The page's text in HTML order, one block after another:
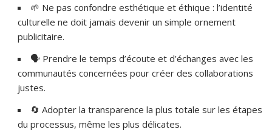
🌱 Ne pas confondre esthétique et éthique : l’identité
culturelle ne doit jamais devenir un simple ornement
publicitaire.
🗣 Prendre le temps d’écoute et d’échanges avec les
communautés concernées pour créer des collaborations
justes.
🔄 Adopter la transparence la plus totale sur les étapes
du processus, même les plus délicates.